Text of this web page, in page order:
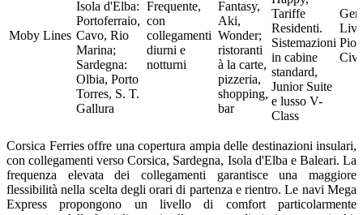
Moby Lines
Isola d'Elba:
Portoferraio,
Cavo, Rio
Marina;
Sardegna:
Olbia, Porto
Torres, S. T.
Gallura
Frequente,
con
collegamenti
diurni e
notturni
Fantasy,
Aki,
Wonder;
ristoranti
à la carte,
pizzeria,
shopping,
bar
Tariffe
Residenti.
Sistemazioni
in cabine
standard,
Junior Suite
e lusso V-
Class
Corsica Ferries offre una copertura ampia delle destinazioni insulari,
con collegamenti verso Corsica, Sardegna, Isola d'Elba e Baleari. La
frequenza elevata dei collegamenti garantisce una maggiore
flessibilità nella scelta degli orari di partenza e rientro. Le navi Mega
Express propongono un livello di comfort particolarmente